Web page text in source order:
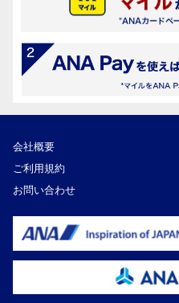
会社概要
ご利用規約
お問い合わせ